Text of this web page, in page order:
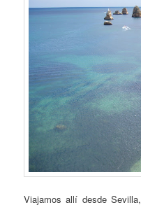
Viajamos allí desde